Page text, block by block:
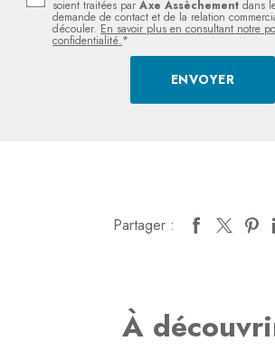
soient traitées parAxe Assèchement dans
demande de contact et de la relation
découler. En savoir plus en consultant notre
confidentialité.*
Partager :
À